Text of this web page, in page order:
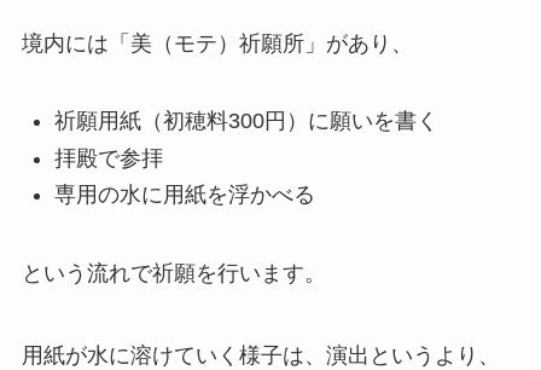
境内には「美（モテ）祈願所」があり、
祈願用紙（初穂料300円）に願いを書く
拝殿で参拝
専用の水に用紙を浮かべる
という流れで祈願を行います。
用紙が水に溶けていく様子は、演出というより、